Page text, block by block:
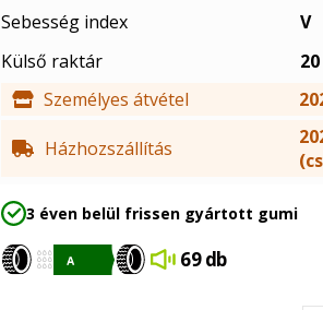
Sebesség index
V
Külső raktár
Személyes átvétel
Házhozszállítás
3 éven belül frissen gyártott gumi
69 db